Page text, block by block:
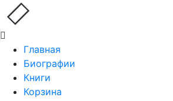
Главная
Биографии
Книги
Корзина